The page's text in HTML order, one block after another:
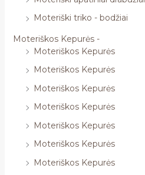
Moteriški triko - bodžiai
Moteriškos Kepurės -
Moteriškos Kepurės
Moteriškos Kepurės
Moteriškos Kepurės
Moteriškos Kepurės
Moteriškos Kepurės
Moteriškos Kepurės
Moteriškos Kepurės